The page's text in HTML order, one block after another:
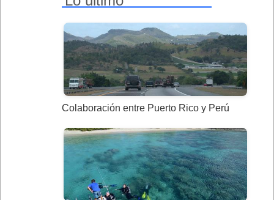
Colaboración entre Puerto Rico y Perú